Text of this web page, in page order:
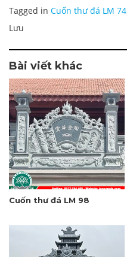
Tagged in Cuốn thư đá LM 74
Lưu
Bài viết khác
Cuốn thư đá LM 98